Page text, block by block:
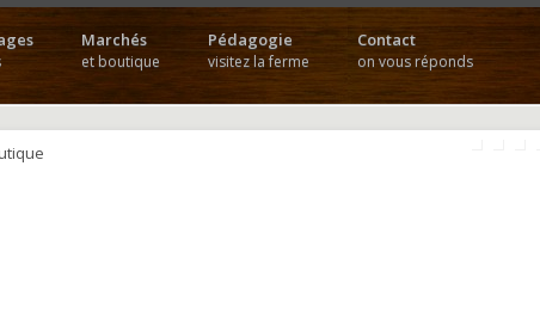
Marchés
et boutique
Pédagogie
visitez la ferme
Contact
on vous réponds